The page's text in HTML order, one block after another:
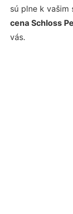
sú plne k vašim
cena Schloss
vás.